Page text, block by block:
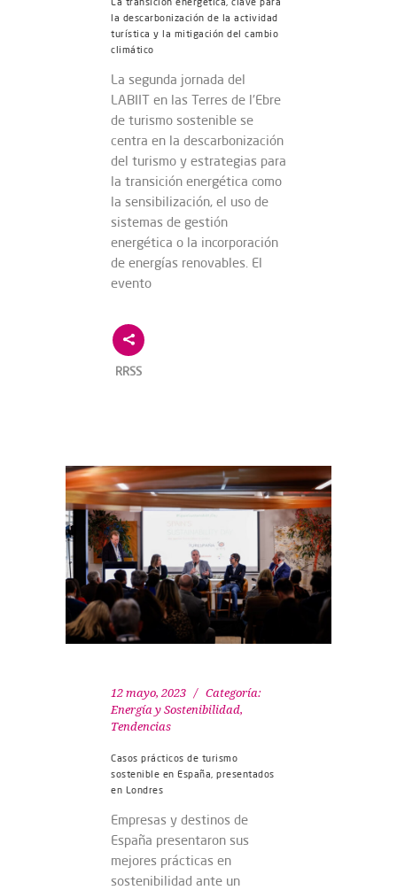
la descarbonización de la actividad
turística y la mitigación del cambio
climático
La segunda jornada del
LABIIT en las Terres de l'Ebre
de turismo sostenible se
centra en la descarbonización
del turismo y estrategias para
la transición energética como
la sensibilización, el uso de
sistemas de gestión
energética o la incorporación
de energías renovables. El
evento
RRSS
12 mayo, 2023
Categoría:
Energía y Sostenibilidad,
Tendencias
Casos prácticos de turismo
sostenible en España, presentados
en Londres
Empresas y destinos de
España presentaron sus
mejores prácticas en
sostenibilidad ante un